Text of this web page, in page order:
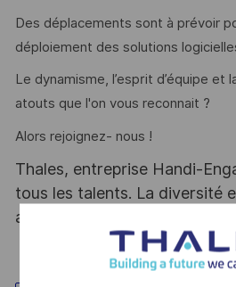
Des déplacements sont à prévoir
déploiement des solutions
Le dynamisme, l’esprit d’équipe et
atouts que l'on vous reconnait ?
Alors rejoignez- nous !
Thales, entreprise Handi-
tous les talents. La diversité
atout. Postulez et rejoignez